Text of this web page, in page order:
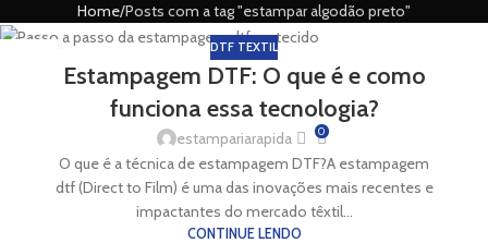
Home Posts com a tag "estampar algodão preto"
DTF TEXTIL
Estampagem DTF: O que é e como
funciona essa tecnologia?
estampariarapida 0
O que é a técnica de estampagem DTF?A estampagem
dtf (Direct to Film) é uma das inovações mais recentes e
impactantes do mercado têxtil...
CONTINUE LENDO